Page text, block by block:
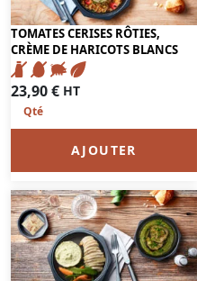
TOMATES CERISES RÔTIES,
CRÈME DE HARICOTS BLANCS
23,90€ HT
AJOUTER